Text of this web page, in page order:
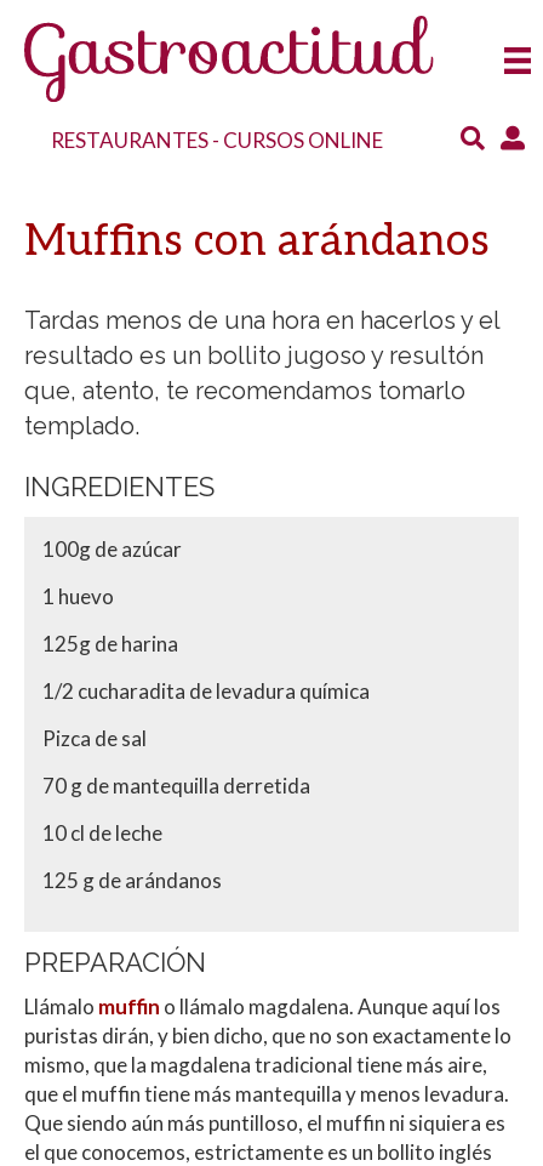
RESTAURANTES- CURSOS ONLINE
Muffins con arándanos
Tardas menos de una hora en hacerlos y el
resultado es un bollito jugoso y resultón
que, atento, te recomendamos tomarlo
templado.
INGREDIENTES
100g de azúcar
1 huevo
125g de harina
1/2 cucharadita de levadura química
Pizca de sal
70 g de mantequilla derretida
10 cl de leche
125 g de arándanos
PREPARACIÓN
Llámalo muffin o llámalo magdalena. Aunque aquí los
puristas dirán, y bien dicho, que no son exactamente lo
mismo, que la magdalena tradicional tiene más aire,
que el muffin tiene más mantequilla y menos levadura.
Que siendo aún más puntilloso, el muffin ni siquiera es
el que conocemos, estrictamente es un bollito inglés